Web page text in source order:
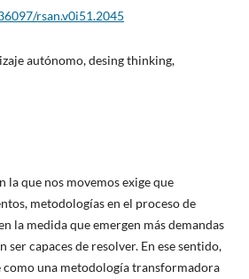
rsan.v0i51.2045
autónomo, desing thinking,
la que nos movemos exige que
metodologías en el proceso de
la medida que emergen más demandas
ser capaces de resolver. En ese sentido,
una metodología transformadora